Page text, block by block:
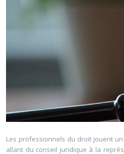
Les professionnels du droit jouent
allant du conseil juridique à la